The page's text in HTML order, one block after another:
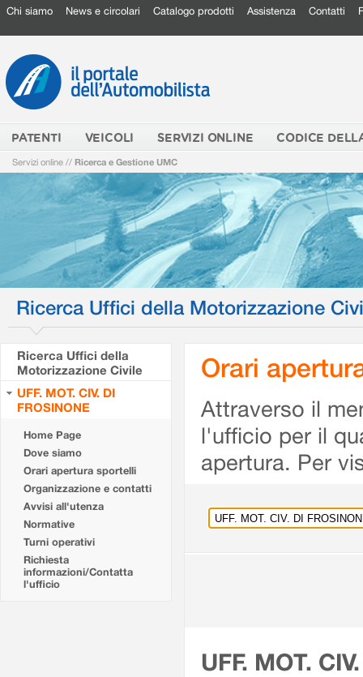
Chi siamo News e circolari Catalogo prodotti Assistenza Contatti
PATENTI VEICOLI SERVIZI ONLINE CODICE
Servizi online // Ricerca e Gestione UMC
Ricerca Uffici della Motorizzazione
Ricerca Uffici della
Motorizzazione Civile
UFF. MOT. CIV. DI
FROSINONE
Home Page
Dove siamo
Orari apertura sportelli
Organizzazione e contatti
Avvisi all'utenza
Normative
Turni operativi
Richiesta
informazioni/Contatta
l'ufficio
Orari
Attraverso il
l'ufficio per il
apertura. Per
UFF. MOT.